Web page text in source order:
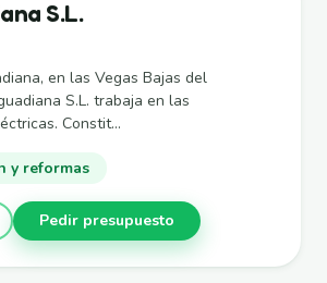
S.L.
en las Vegas Bajas del
S.L. trabaja en las
Constit...
y reformas
Pedir presupuesto